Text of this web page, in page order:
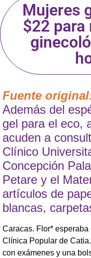
Mujeres
$22
Fuente
Además del
gel para el eco,
acuden a
Clínico
Concepción
Petare y el
artículos de
blancas,
Caracas. Flor*
Clínica Popular de
con exámenes y una